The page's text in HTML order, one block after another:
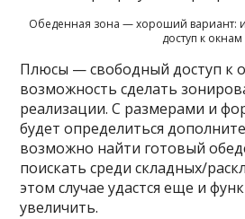
Обеденная зона — хороший вариант:
доступ к окнам
Плюсы — свободный доступ к
возможность сделать
реализации. С размерами и
будет определиться
возможно найти готовый
поискать среди складных/
этом случае удастся еще и
увеличить.